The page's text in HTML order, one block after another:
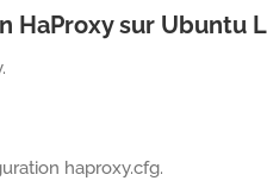
HaProxy sur Ubuntu
haproxy.cfg.